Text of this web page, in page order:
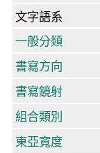
文字語系
一般分類
書寫方向
書寫鏡射
組合類別
東亞寬度